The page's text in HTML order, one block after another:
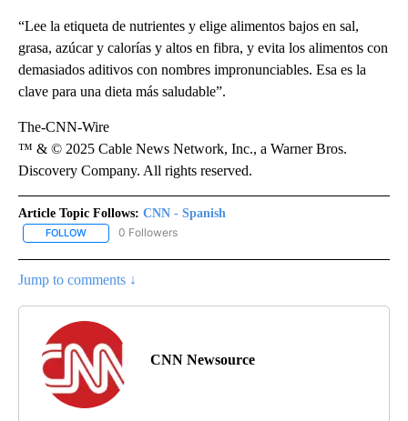
“Lee la etiqueta de nutrientes y elige alimentos bajos en sal,
grasa, azúcar y calorías y altos en fibra, y evita los alimentos con
demasiados aditivos con nombres impronunciables. Esa es la
clave para una dieta más saludable”.
The-CNN-Wire
™ & © 2025 Cable News Network, Inc., a Warner Bros.
Discovery Company. All rights reserved.
Article Topic Follows: CNN - Spanish
FOLLOW FOLLOW "CNN - SPANISH" TO RECEIVE NOTIFICATIONS ABOUT
0 Followers
Jump to comments ↓
CNN Newsource